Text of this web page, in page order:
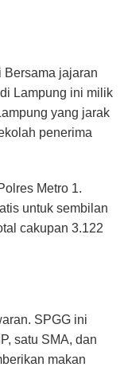
Bersama jajaran
Lampung ini milik
yang jarak
penerima
Metro 1.
untuk sembilan
cakupan 3.122
SPGG ini
satu SMA, dan
makan